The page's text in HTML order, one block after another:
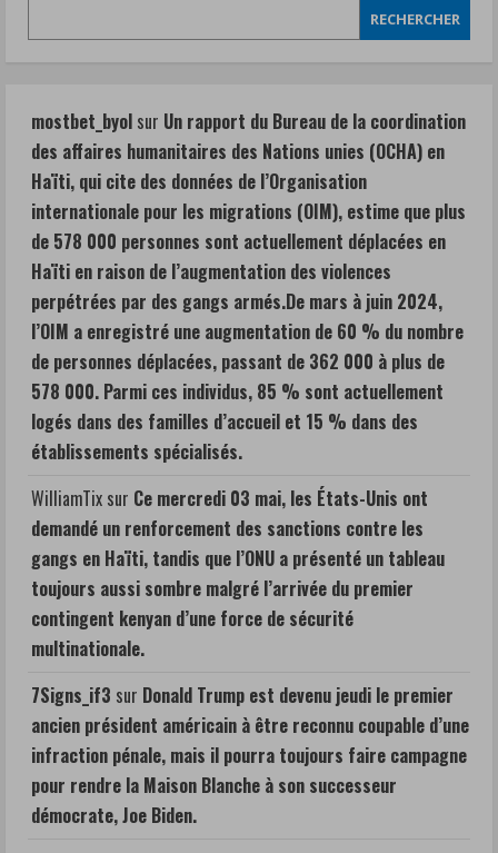
RECHERCHER
mostbet_byol sur Un rapport du Bureau de la coordination
des affaires humanitaires des Nations unies (OCHA) en
Haïti, qui cite des données de l’Organisation
internationale pour les migrations (OIM), estime que plus
de 578 000 personnes sont actuellement déplacées en
Haïti en raison de l’augmentation des violences
perpétrées par des gangs armés.De mars à juin 2024,
l’OIM a enregistré une augmentation de 60 % du nombre
de personnes déplacées, passant de 362 000 à plus de
578 000. Parmi ces individus, 85 % sont actuellement
logés dans des familles d’accueil et 15 % dans des
établissements spécialisés.
WilliamTix sur Ce mercredi 03 mai, les États-Unis ont
demandé un renforcement des sanctions contre les
gangs en Haïti, tandis que l’ONU a présenté un tableau
toujours aussi sombre malgré l’arrivée du premier
contingent kenyan d’une force de sécurité
multinationale.
7Signs_if3 sur Donald Trump est devenu jeudi le premier
ancien président américain à être reconnu coupable d’une
infraction pénale, mais il pourra toujours faire campagne
pour rendre la Maison Blanche à son successeur
démocrate, Joe Biden.